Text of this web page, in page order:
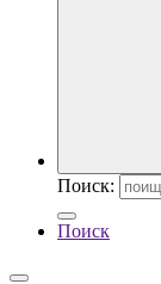
Поиск:
Поиск